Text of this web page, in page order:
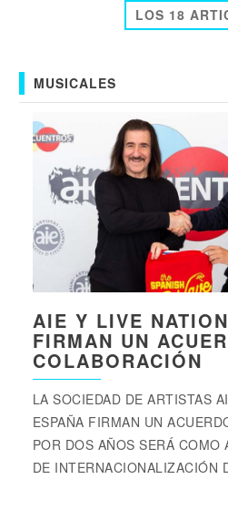
LOS 18
MUSICALES
AIE Y LIVE
FIRMAN UN
COLABORACIÓN
LA SOCIEDAD DE ARTISTAS
ESPAÑA FIRMAN UN
POR DOS AÑOS SERÁ COMO
DE INTERNACIONALIZACIÓN